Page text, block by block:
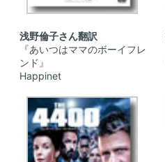
浅野倫子さん翻訳
『あいつはママのボーイフレ
ンド』
Happinet